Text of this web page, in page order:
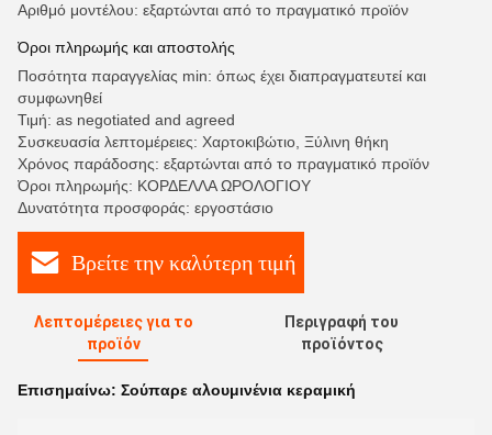
Αριθμό μοντέλου: εξαρτώνται από το πραγματικό προϊόν
Όροι πληρωμής και αποστολής
Ποσότητα παραγγελίας min: όπως έχει διαπραγματευτεί και
συμφωνηθεί
Τιμή: as negotiated and agreed
Συσκευασία λεπτομέρειες: Χαρτοκιβώτιο, Ξύλινη θήκη
Χρόνος παράδοσης: εξαρτώνται από το πραγματικό προϊόν
Όροι πληρωμής: ΚΟΡΔΕΛΛΑ ΩΡΟΛΟΓΙΟΥ
Δυνατότητα προσφοράς: εργοστάσιο
Βρείτε την καλύτερη τιμή
Λεπτομέρειες για το
προϊόν
Περιγραφή του
προϊόντος
Επισημαίνω: Σούπαρε αλουμινένια κεραμική